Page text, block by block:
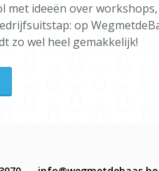
met ideeën over
op
zo wel heel gemakkelijk!